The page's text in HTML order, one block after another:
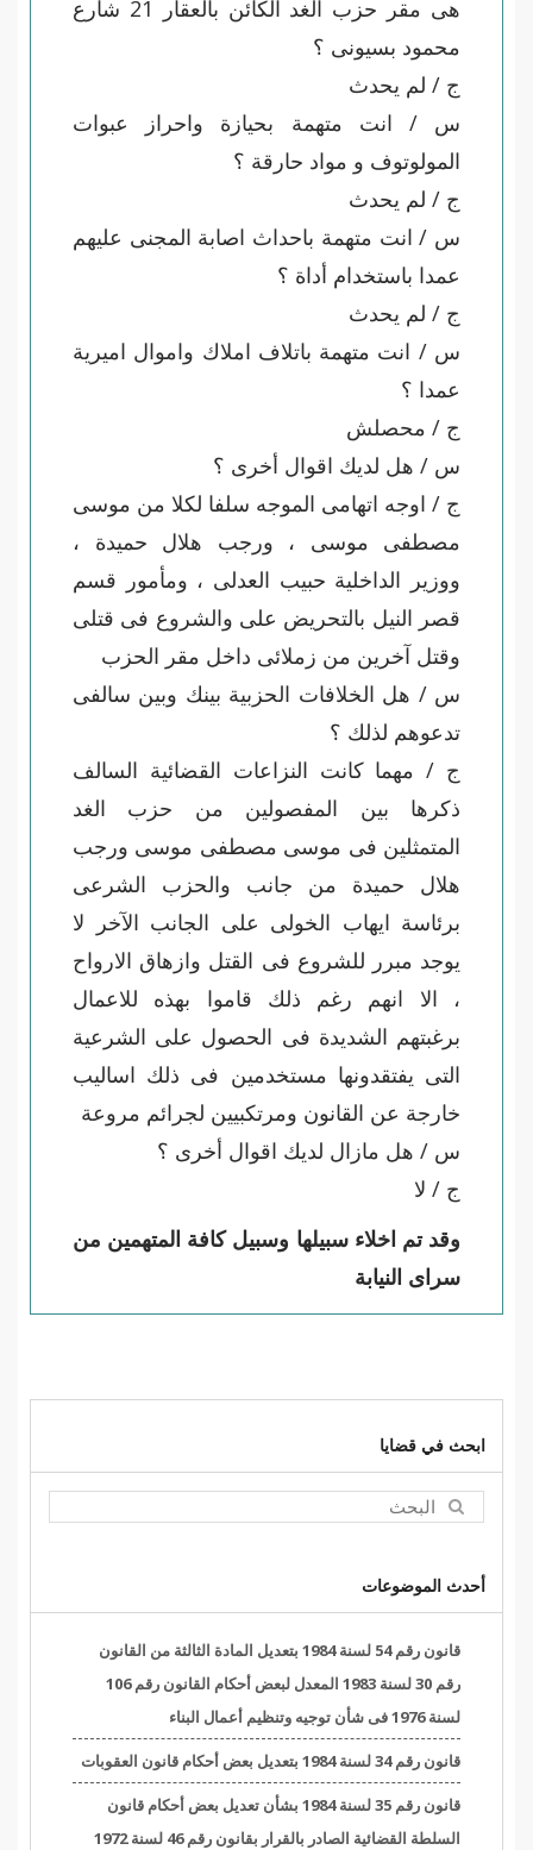
هى مقر حزب الغد الكائن بالعقار 21 شارع
محمود بسيونى ؟
ج / لم يحدث
س / انت متهمة بحيازة واحراز عبوات
المولوتوف و مواد حارقة ؟
ج / لم يحدث
س / انت متهمة باحداث اصابة المجنى عليهم
عمدا باستخدام أداة ؟
ج / لم يحدث
س / انت متهمة باتلاف املاك واموال اميرية
عمدا ؟
ج / محصلش
س / هل لديك اقوال أخرى ؟
ج / اوجه اتهامى الموجه سلفا لكلا من موسى
مصطفى موسى ، ورجب هلال حميدة ،
ووزير الداخلية حبيب العدلى ، ومأمور قسم
قصر النيل بالتحريض على والشروع فى قتلى
وقتل آخرين من زملائى داخل مقر الحزب
س / هل الخلافات الحزبية بينك وبين سالفى
تدعوهم لذلك ؟
ج / مهما كانت النزاعات القضائية السالف
ذكرها بين المفصولين من حزب الغد
المتمثلين فى موسى مصطفى موسى ورجب
هلال حميدة من جانب والحزب الشرعى
برئاسة ايهاب الخولى على الجانب الآخر لا
يوجد مبرر للشروع فى القتل وازهاق الارواح
، الا انهم رغم ذلك قاموا بهذه للاعمال
برغبتهم الشديدة فى الحصول على الشرعية
التى يفتقدونها مستخدمين فى ذلك اساليب
خارجة عن القانون ومرتكبيين لجرائم مروعة
س / هل مازال لديك اقوال أخرى ؟
ج / لا
وقد تم اخلاء سبيلها وسبيل كافة المتهمين من
سراى النيابة
ابحث في قضايا
أحدث الموضوعات
قانون رقم 54 لسنة 1984 بتعديل المادة الثالثة من القانون
رقم 30 لسنة 1983 المعدل لبعض أحكام القانون رقم 106
لسنة 1976 فى شأن توجيه وتنظيم أعمال البناء
قانون رقم 34 لسنة 1984 بتعديل بعض أحكام قانون العقوبات
قانون رقم 35 لسنة 1984 بشأن تعديل بعض أحكام قانون
السلطة القضائية الصادر بالقرار بقانون رقم 46 لسنة 1972